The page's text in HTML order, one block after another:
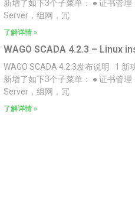
新增了如下3个子菜单： ● 证书管理
Server，组网，冗
了解详情 »
WAGO SCADA 4.2.3 – Linux
WAGO SCADA 4.2.3发布说明 1 新
新增了如下3个子菜单： ● 证书管理
Server，组网，冗
了解详情 »